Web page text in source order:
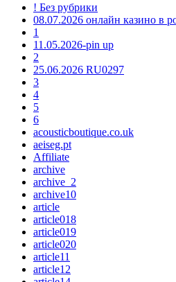
! Без рубрики
08.07.2026 онлайн казино в
1
11.05.2026-pin up
2
25.06.2026 RU0297
3
4
5
6
acousticboutique.co.uk
aeiseg.pt
Affiliate
archive
archive_2
archive10
article
article018
article019
article020
article11
article12